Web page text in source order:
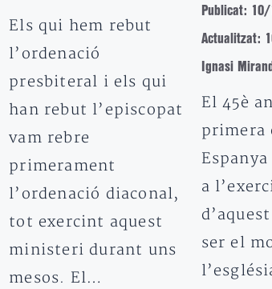
Els qui hem rebut
l’ordenació
presbiteral i els qui
han rebut l’episcopat
vam rebre
primerament
l’ordenació diaconal,
tot exercint aquest
ministeri durant uns
mesos. El…
Publicat:
Actualitzat:
Ignasi
El 45è
primera
a
ser el